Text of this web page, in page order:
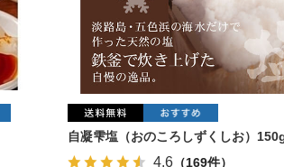
自凝雫塩（おのころしずくしお）
4.6 （169件）